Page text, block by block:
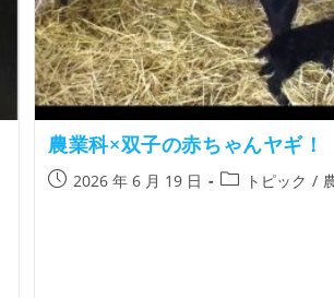
農業科×双子の赤ちゃんヤギ！
2026 年 6 月 19 日 トピック /